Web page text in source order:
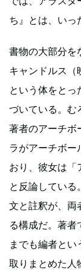
ち』とは、いっ
書物の大部分を
キャンドルス（
という体をとっ
づいている。む
著者のアーチボ
ラがアーチボー
おり、彼女は「
と反論してい
文と註釈が、両
る構成だ。著者
までも編者と
取りまとめた人